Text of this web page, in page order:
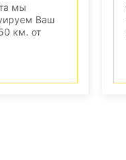
мы
Ваш
км. от